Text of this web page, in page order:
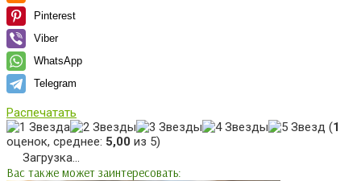
Pinterest
Viber
WhatsApp
Telegram
Распечатать
(1
оценок, среднее: 5,00 из 5)
Загрузка...
Вас также может заинтересовать: